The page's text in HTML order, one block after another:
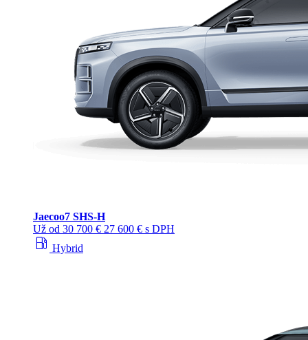
Jaecoo7 SHS-H
Už od 30 700 € 27 600 € s DPH
local_gas_station Hybrid